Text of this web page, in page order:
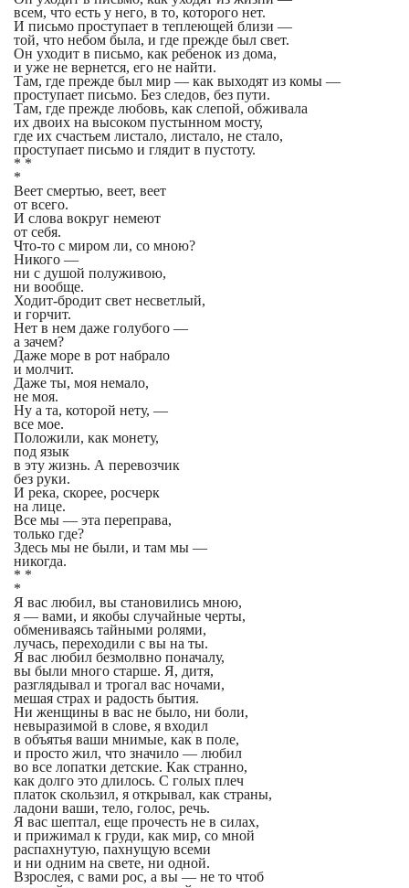
всем, что есть у него, в то, которого нет.
И письмо проступает в теплеющей близи —
той, что небом была, и где прежде был свет.
Он уходит в письмо, как ребенок из дома,
и уже не вернется, его не найти.
Там, где прежде был мир — как выходят из комы —
проступает письмо. Без следов, без пути.
Там, где прежде любовь, как слепой, обживала
их двоих на высоком пустынном мосту,
где их счастьем листало, листало, не стало,
проступает письмо и глядит в пустоту.
* *
*
Веет смертью, веет, веет
от всего.
И слова вокруг немеют
от себя.
Что-то с миром ли, со мною?
Никого —
ни с душой полуживою,
ни вообще.
Ходит-бродит свет несветлый,
и горчит.
Нет в нем даже голубого —
а зачем?
Даже море в рот набрало
и молчит.
Даже ты, моя немало,
не моя.
Ну а та, которой нету, —
все мое.
Положили, как монету,
под язык
в эту жизнь. А перевозчик
без руки.
И река, скорее, росчерк
на лице.
Все мы — эта переправа,
только где?
Здесь мы не были, и там мы —
никогда.
* *
*
Я вас любил, вы становились мною,
я — вами, и якобы случайные черты,
обмениваясь тайными ролями,
лучась, переходили с вы на ты.
Я вас любил безмолвно поначалу,
вы были много старше. Я, дитя,
разглядывал и трогал вас ночами,
мешая страх и радость бытия.
Ни женщины в вас не было, ни боли,
невыразимой в слове, я входил
в объятья ваши мнимые, как в поле,
и просто жил, что значило — любил
во все лопатки детские. Как странно,
как долго это длилось. С голых плеч
платок скользил, я открывал, как страны,
ладони ваши, тело, голос, речь.
Я вас шептал, еще прочесть не в силах,
и прижимал к груди, как мир, со мной
распахнутую, пахнущую всеми
и ни одним на свете, ни одной.
Взрослея, с вами рос, а вы — не то чтоб